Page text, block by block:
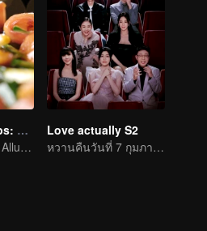
Irresistible Carbs: Tempting Food Collection
Focusing on the Allure of Carbohydrate Staples
Love actually S2
หวานคืนวันที่ 7 กุมภาพันธ์